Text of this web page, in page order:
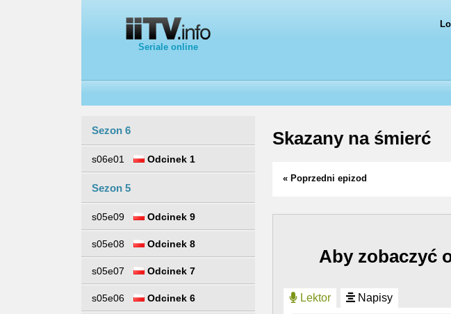
Seriale online
Sezon 6
s06e01 Odcinek 1
Sezon 5
s05e09 Odcinek 9
s05e08 Odcinek 8
s05e07 Odcinek 7
s05e06 Odcinek 6
Skazany na śmierć
« Poprzedni epizod
Aby zobaczyć
Lektor Napisy